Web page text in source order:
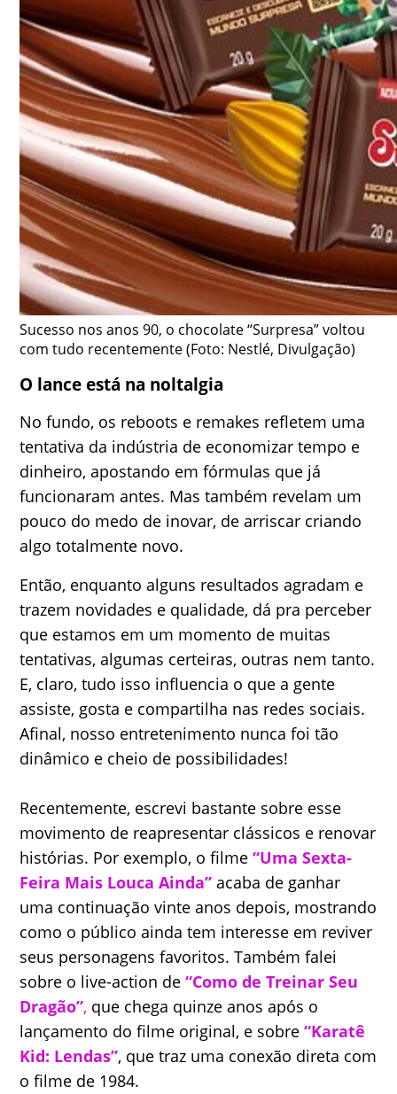
Sucesso nos anos 90, o chocolate “Surpresa” voltou
com tudo recentemente (Foto: Nestlé, Divulgação)
O lance está na noltalgia
No fundo, os reboots e remakes refletem uma
tentativa da indústria de economizar tempo e
dinheiro, apostando em fórmulas que já
funcionaram antes. Mas também revelam um
pouco do medo de inovar, de arriscar criando
algo totalmente novo.
Então, enquanto alguns resultados agradam e
trazem novidades e qualidade, dá pra perceber
que estamos em um momento de muitas
tentativas, algumas certeiras, outras nem tanto.
E, claro, tudo isso influencia o que a gente
assiste, gosta e compartilha nas redes sociais.
Afinal, nosso entretenimento nunca foi tão
dinâmico e cheio de possibilidades!
Recentemente, escrevi bastante sobre esse
movimento de reapresentar clássicos e renovar
histórias. Por exemplo, o filme“Uma Sexta-
Feira Mais Louca Ainda” acaba de ganhar
uma continuação vinte anos depois, mostrando
como o público ainda tem interesse em reviver
seus personagens favoritos. Também falei
sobre o live-action de“Como de Treinar Seu
Dragão”, que chega quinze anos após o
lançamento do filme original, e sobre “Karatê
Kid: Lendas”, que traz uma conexão direta com
o filme de 1984.